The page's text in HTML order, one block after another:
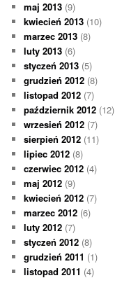
maj 2013 (9)
kwiecień 2013 (10)
marzec 2013 (8)
luty 2013 (6)
styczeń 2013 (5)
grudzień 2012 (8)
listopad 2012 (7)
październik 2012 (12)
wrzesień 2012 (7)
sierpień 2012 (11)
lipiec 2012 (8)
czerwiec 2012 (4)
maj 2012 (9)
kwiecień 2012 (7)
marzec 2012 (6)
luty 2012 (7)
styczeń 2012 (8)
grudzień 2011 (1)
listopad 2011 (4)